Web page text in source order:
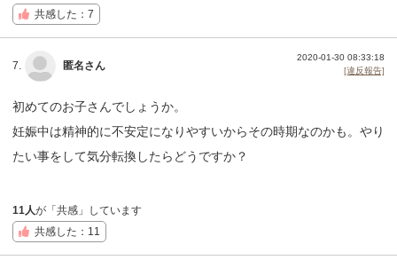
共感した：7
7. 匿名さん
2020-01-30 08:33:18
[違反報告]
初めてのお子さんでしょうか。
妊娠中は精神的に不安定になりやすいからその時期なのかも。やり
たい事をして気分転換したらどうですか？
11人が「共感」しています
共感した：11